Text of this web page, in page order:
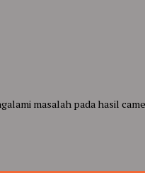
masalah pada hasil